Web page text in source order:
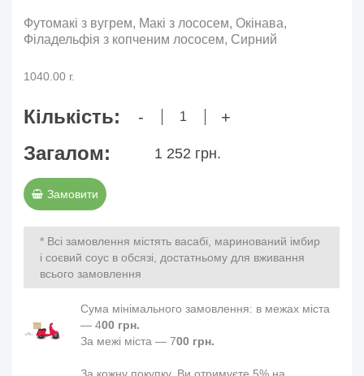
Футомакi з вугрем, Макi з лососем, Окінава,
Фiладельфiя з копченим лососем, Сирний
1040.00 г.
Кількість: - +
Загалом: 1 252 грн.
Замовити
* Всі замовлення містять васабі, маринований імбир
і соєвий соус в обсязі, достатньому для вживання
всього замовлення
Сума мінімального замовлення: в межах міста
— 400 грн.
За межі міста — 700 грн.